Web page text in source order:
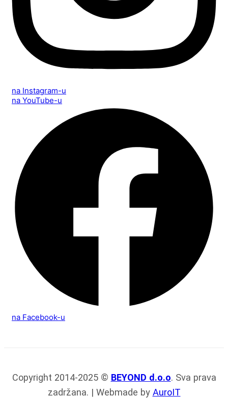
na Instagram-u
na YouTube-u
na Facebook-u
Copyright 2014-2025 © BEYOND d.o.o. Sva prava
zadržana. | Webmade by AuroIT